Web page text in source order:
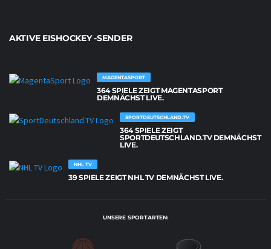
AKTIVE EISHOCKEY -SENDER
MAGENTASPORT
364 SPIELE ZEIGT MAGENTASPORT
DEMNÄCHST LIVE.
SPORTDEUTSCHLAND.TV
364 SPIELE ZEIGT
SPORTDEUTSCHLAND.TV DEMNÄCHST
LIVE.
NHL TV
39 SPIELE ZEIGT NHL TV DEMNÄCHST LIVE.
UNSERE SPORTARTEN: